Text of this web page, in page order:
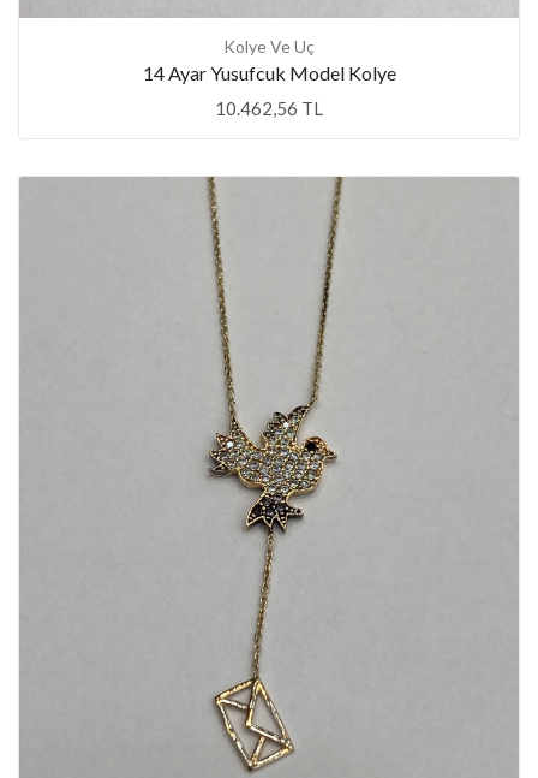
Kolye Ve Uç
14 Ayar Yusufcuk Model Kolye
10.462,56 TL